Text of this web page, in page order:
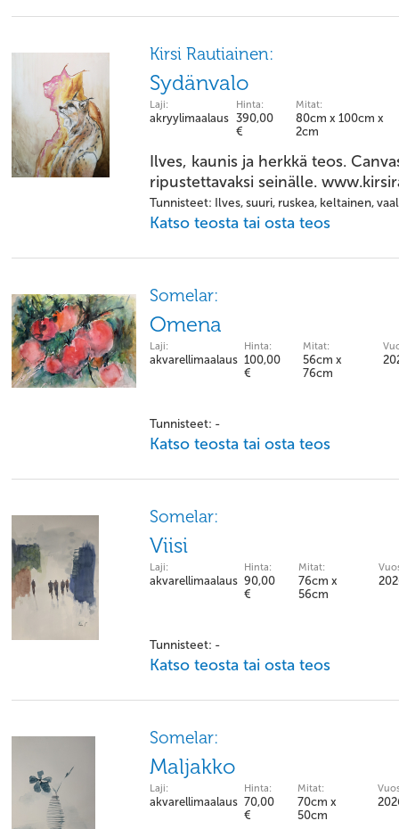
Kirsi Rautiainen:
Sydänvalo
Laji:
akryylimaalaus
Hinta:
390,00
€
Mitat:
80cm x 100cm x
2cm
Ilves, kaunis ja herkkä teos.
ripustettavaksi seinälle.
Tunnisteet: Ilves, suuri, ruskea, keltainen,
Katso teosta tai osta teos
Somelar:
Omena
Laji:
akvarellimaalaus
Hinta:
100,00
€
Mitat:
56cm x
76cm
Tunnisteet: -
Katso teosta tai osta teos
Somelar:
Viisi
Laji:
akvarellimaalaus
Hinta:
90,00
€
Mitat:
76cm x
56cm
Tunnisteet: -
Katso teosta tai osta teos
Somelar:
Maljakko
Laji:
akvarellimaalaus
Hinta:
70,00
€
Mitat:
70cm x
50cm